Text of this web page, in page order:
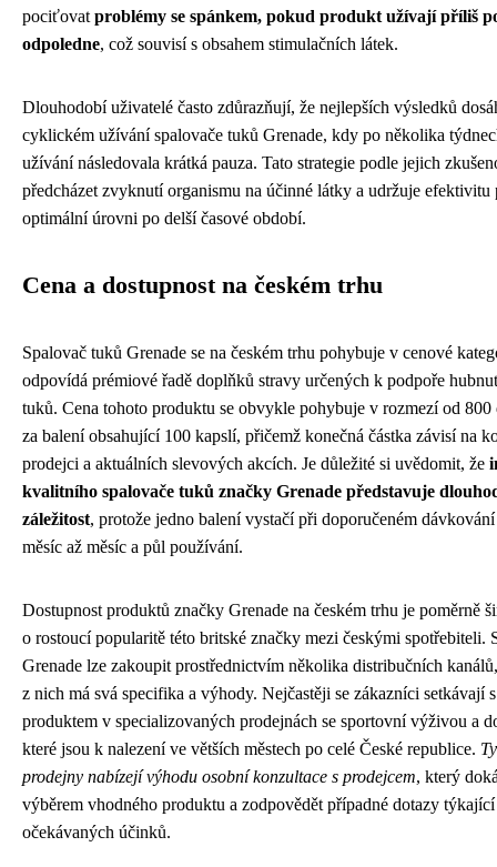
pociťovat problémy se spánkem, pokud produkt užívají příliš
odpoledne, což souvisí s obsahem stimulačních látek.
Dlouhodobí uživatelé často zdůrazňují, že nejlepších výsledků
cyklickém užívání spalovače tuků Grenade, kdy po několika
užívání následovala krátká pauza. Tato strategie podle jejich
předcházet zvyknutí organismu na účinné látky a udržuje efektivitu
optimální úrovni po delší časové období.
Cena a dostupnost na českém trhu
Spalovač tuků Grenade se na českém trhu pohybuje v cenové
odpovídá prémiové řadě doplňků stravy určených k podpoře
tuků. Cena tohoto produktu se obvykle pohybuje v rozmezí od
za balení obsahující 100 kapslí, přičemž konečná částka závisí na
prodejci a aktuálních slevových akcích. Je důležité si uvědomit, že
kvalitního spalovače tuků značky Grenade představuje
záležitost, protože jedno balení vystačí při doporučeném
měsíc až měsíc a půl používání.
Dostupnost produktů značky Grenade na českém trhu je poměrně
o rostoucí popularitě této britské značky mezi českými spotřebiteli.
Grenade lze zakoupit prostřednictvím několika distribučních
z nich má svá specifika a výhody. Nejčastěji se zákazníci setkávají
produktem v specializovaných prodejnách se sportovní výživou a
které jsou k nalezení ve větších městech po celé České republice.
prodejny nabízejí výhodu osobní konzultace s prodejcem, který
výběrem vhodného produktu a zodpovědět případné dotazy
očekávaných účinků.